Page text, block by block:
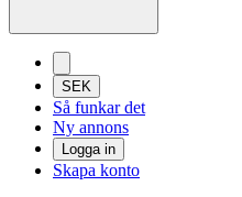
SEK
Så funkar det
Ny annons
Logga in
Skapa konto